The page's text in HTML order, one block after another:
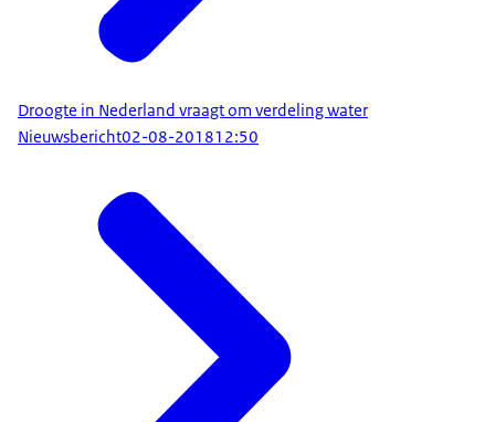
Droogte in Nederland vraagt om verdeling water
Nieuwsbericht02-08-201812:50